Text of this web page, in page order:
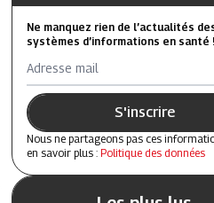
Ne manquez rien de l’actualités
systèmes d’informations en santé !
Adresse mail
S'inscrire
Nous ne partageons pas ces
en savoir plus : Politique des données